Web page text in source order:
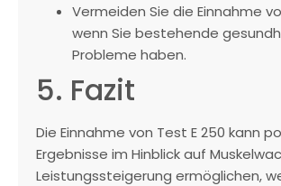
Vermeiden Sie die Einnahme
wenn Sie bestehende
Probleme haben.
5. Fazit
Die Einnahme von Test E 250 kann
Ergebnisse im Hinblick auf
Leistungssteigerung ermöglichen,